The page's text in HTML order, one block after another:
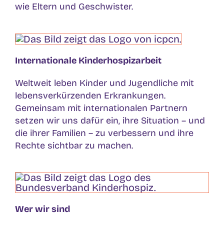
wie Eltern und Geschwister.
Internationale Kinderhospizarbeit
Weltweit leben Kinder und Jugendliche mit
lebensverkürzenden Erkrankungen.
Gemeinsam mit internationalen Partnern
setzen wir uns dafür ein, ihre Situation – und
die ihrer Familien – zu verbessern und ihre
Rechte sichtbar zu machen.
Wer wir sind